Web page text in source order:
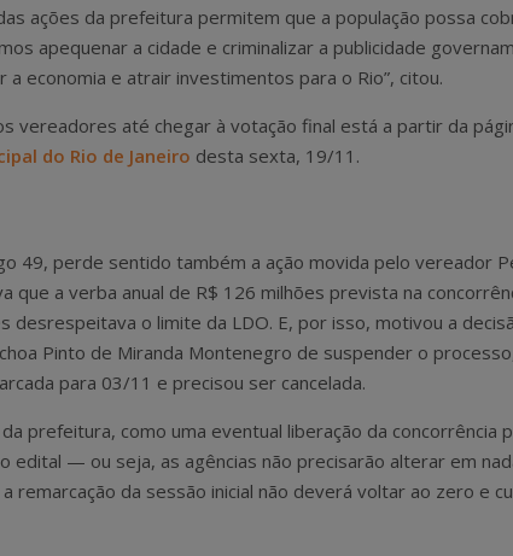
ações da prefeitura permitem que a população possa
apequenar a cidade e criminalizar a publicidade
a economia e atrair investimentos para o Rio”, citou.
vereadores até chegar à votação final está a partir da
do Rio de Janeiro desta sexta, 19/11.
49, perde sentido também a ação movida pelo vereador
que a verba anual de R$ 126 milhões prevista na
desrespeitava o limite da LDO. E, por isso, motivou a
Pinto de Miranda Montenegro de suspender o
para 03/11 e precisou ser cancelada.
prefeitura, como uma eventual liberação da concorrência
edital — ou seja, as agências não precisarão alterar em
remarcação da sessão inicial não deverá voltar ao zero e